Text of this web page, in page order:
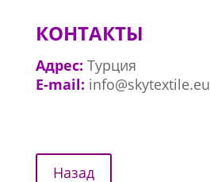
КОНТАКТЫ
Адрес: Турция
E-mail: info@skytextile.eu